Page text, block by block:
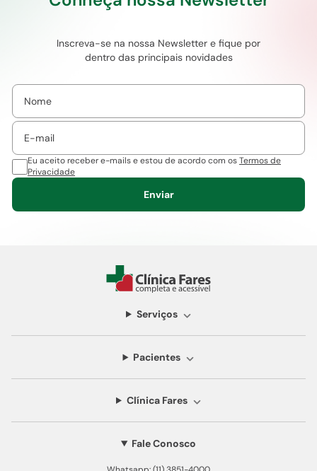
Inscreva-se na nossa Newsletter e fique por
dentro das principais novidades
Eu aceito receber e-mails e estou de acordo com osTermos de
Privacidade
Enviar
Serviços
Pacientes
Clínica Fares
Fale Conosco